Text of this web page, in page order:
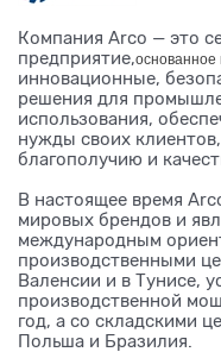
Компания Arco — это
предприятие,основанное
инновационные,
решения для
использования,
нужды своих
благополучию и
В настоящее время
мировых брендов и
международным
производственными
Валенсии и в Тунисе,
производственной
год, а со складскими
Польша и Бразилия.